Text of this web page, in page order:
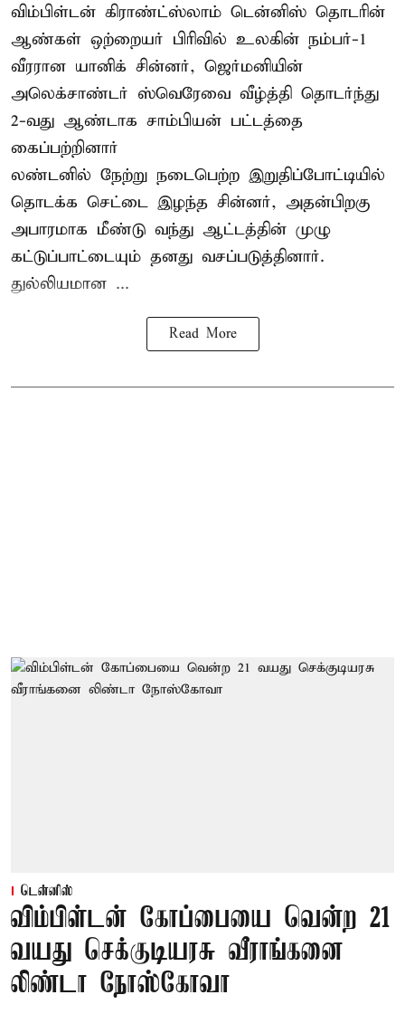
விம்பிள்டன் கிராண்ட்ஸ்லாம் டென்னிஸ் தொடரின்
ஆண்கள் ஒற்றையர் பிரிவில் உலகின் நம்பர்-1
வீரரான யானிக் சின்னர், ஜெர்மனியின்
அலெக்சாண்டர் ஸ்வெரேவை வீழ்த்தி தொடர்ந்து
2-வது ஆண்டாக சாம்பியன் பட்டத்தை
கைப்பற்றினார்
லண்டனில் நேற்று நடைபெற்ற இறுதிப்போட்டியில்
தொடக்க செட்டை இழந்த சின்னர், அதன்பிறகு
அபாரமாக மீண்டு வந்து ஆட்டத்தின் முழு
கட்டுப்பாட்டையும் தனது வசப்படுத்தினார்.
துல்லியமான ...
Read More
டென்னிஸ்
விம்பிள்டன் கோப்பையை வென்ற 21
வயது செக்குடியரசு வீராங்கனை
லிண்டா நோஸ்கோவா